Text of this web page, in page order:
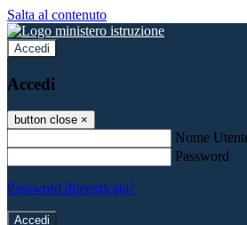
Salta al contenuto
Accedi
Accedi
button close ×
Nome
Password
Password dimenticata?